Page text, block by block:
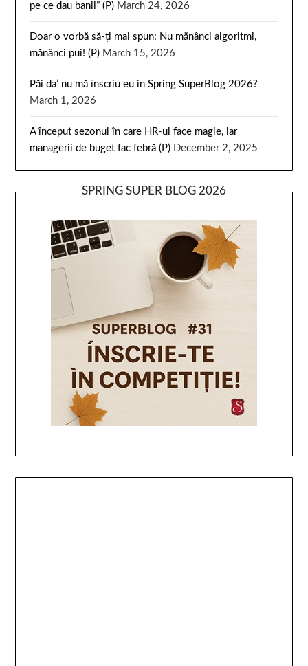
pe ce dau banii” (P) March 24, 2026
Doar o vorbă să-ți mai spun: Nu mănânci algoritmi,
mănânci pui! (P) March 15, 2026
Păi da’ nu mă înscriu eu in Spring SuperBlog 2026?
March 1, 2026
A început sezonul în care HR-ul face magie, iar
managerii de buget fac febră (P) December 2, 2025
SPRING SUPER BLOG 2026